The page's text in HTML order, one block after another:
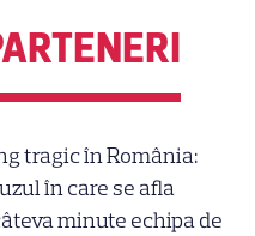
tragic în România:
în care se afla
minute echipa de